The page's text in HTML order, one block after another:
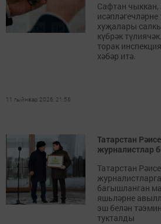
Сафтан
хуҗалары
күбрәк
торак
хәбәр итә.
11 гыйнвар 2026, 21:56
Татарстан
журналистлар
Татарстан
багышланган
яшьләрне
эш белән
тукталды